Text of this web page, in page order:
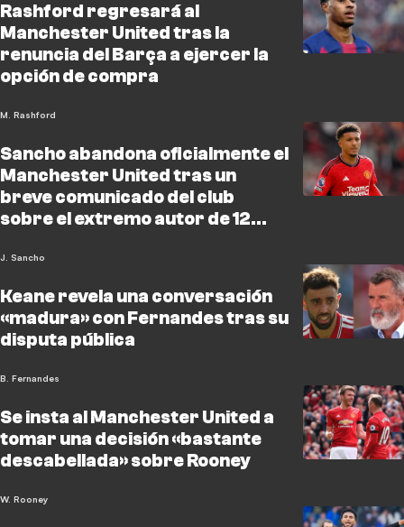
Rashford regresará al
Manchester United tras la
renuncia del Barça a ejercer la
opción de compra
M. Rashford
Sancho abandona oficialmente el
Manchester United tras un
breve comunicado del club
sobre el extremo autor de 12
J. Sancho
Keane revela una conversación
«madura» con Fernandes tras su
disputa pública
B. Fernandes
Se insta al Manchester United a
tomar una decisión «bastante
descabellada» sobre Rooney
W. Rooney